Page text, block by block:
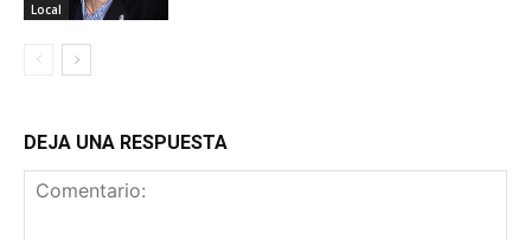
Local
DEJA UNA RESPUESTA